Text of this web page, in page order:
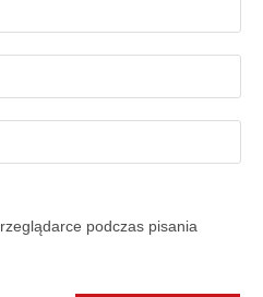
podczas pisania